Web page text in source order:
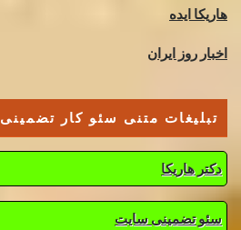
هاریکا ایده
اخبار روز ایران
تبلیغات متنی سئو کار تضمینی
دکتر هاریکا
سئو تضمینی سایت